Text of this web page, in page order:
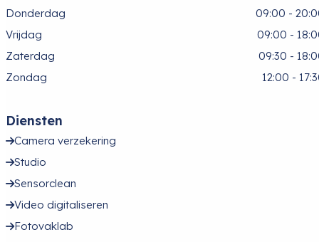
Donderdag
09:00 -
Vrijdag
09:00 -
Zaterdag
09:30 -
Zondag
12:00 -
Diensten
Camera verzekering
Studio
Sensorclean
Video digitaliseren
Fotovaklab